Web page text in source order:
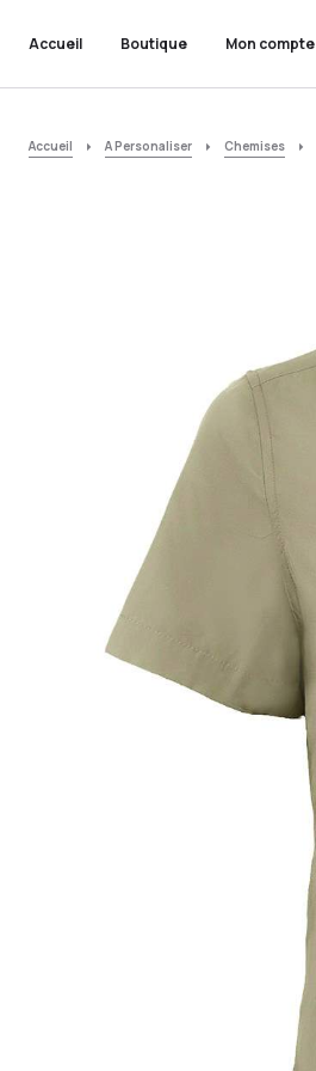
Accueil Boutique Mon compte
Accueil A Personaliser Chemises